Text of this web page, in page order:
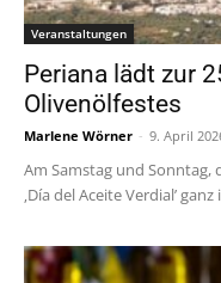
Veranstaltungen
Periana lädt zur
Olivenölfestes
Marlene Wörner - 9. April
Am Samstag und Sonntag,
‚Día del Aceite Verdial’